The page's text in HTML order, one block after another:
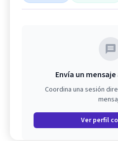
Envía un
Coordina una sesión
Ver perfil